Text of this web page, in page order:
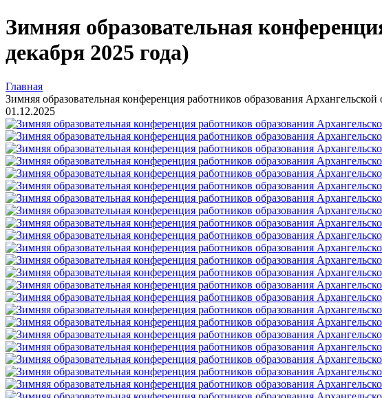
Зимняя образовательная
декабря 2025 года)
Главная
Зимняя образовательная конференция работников образования Архангельской
01.12.2025